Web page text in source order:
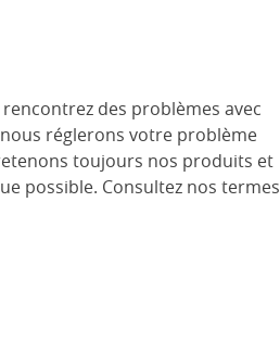
des problèmes avec
réglerons votre problème
toujours nos produits et
possible. Consultez nos termes